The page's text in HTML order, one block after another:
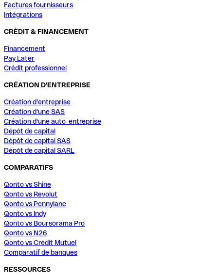
Factures fournisseurs
Intégrations
CRÈDIT & FINANCEMENT
Financement
Pay Later
Crédit professionnel
CRÉATION D'ENTREPRISE
Création d'entreprise
Création d'une SAS
Création d'une auto-entreprise
Dépôt de capital
Dépôt de capital SAS
Dépôt de capital SARL
COMPARATIFS
Qonto vs Shine
Qonto vs Revolut
Qonto vs Pennylane
Qonto vs Indy
Qonto vs Boursorama Pro
Qonto vs N26
Qonto vs Crédit Mutuel
Comparatif de banques
RESSOURCES